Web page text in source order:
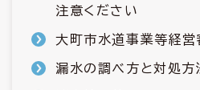
注意ください
大町市水道事業等経営
漏水の調べ方と対処方